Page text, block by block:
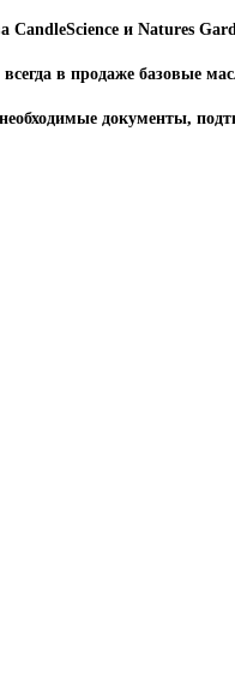
и Natures
в продаже базовые
документы,